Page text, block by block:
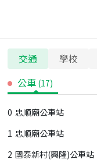
交通 學校
公車 (17)
0 忠順廟公車站
1 忠順廟公車站
2 國泰新村(興隆)公車站